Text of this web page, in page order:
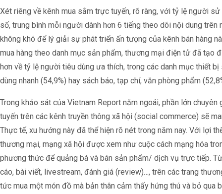
Xét riêng về kênh mua sắm trực tuyến, rõ ràng, với tỷ lệ người
số, trung bình mỗi người dành hơn 6 tiếng theo dõi nội dung
không khó để lý giải sự phát triển ấn tượng của kênh bán hàng
mua hàng theo danh mục sản phẩm, thương mại điện tử đã tạo
hơn về tỷ lệ người tiêu dùng ưa thích, trong các danh mục thiết
dùng nhanh (54,9%) hay sách báo, tạp chí, văn phòng phẩm
Trong khảo sát của Vietnam Report năm ngoái, phần lớn
tuyến trên các kênh truyền thông xã hội (social commerce) sẽ
Thực tế, xu hướng này đã thể hiện rõ nét trong năm nay. Với lợi
thương mại, mạng xã hội được xem như cuộc cách mạng hóa
phương thức để quảng bá và bán sản phẩm/ dịch vụ trực tiếp.
cáo, bài viết, livestream, đánh giá (review)…, trên các trang
tức mua một món đồ mà bản thân cảm thấy hứng thú và bỏ qua